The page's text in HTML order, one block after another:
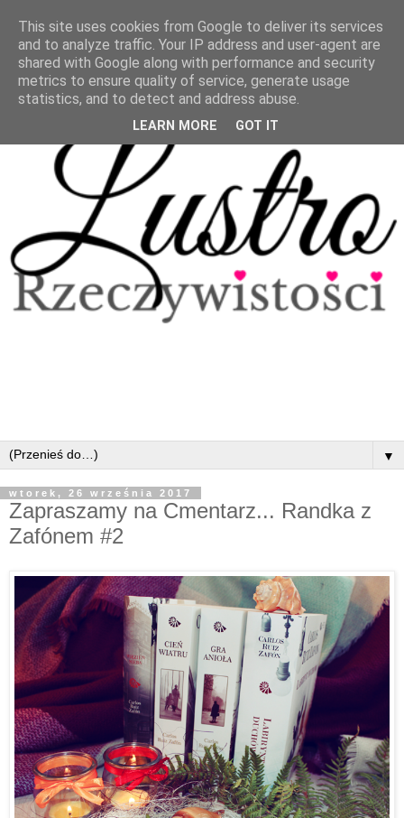
▼
wtorek, 26 września 2017
Zapraszamy na Cmentarz... Randka z
Zafónem #2
This site uses cookies from Google to deliver its services
and to analyze traffic. Your IP address and user-agent are
shared with Google along with performance and security
metrics to ensure quality of service, generate usage
statistics, and to detect and address abuse.
LEARN MORE GOT IT